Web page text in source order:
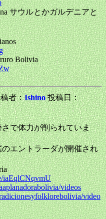
サウルとかガルデニアと
Bolivia
者：Ishino 投稿日：
で体力が削られていま
エントラーダが開催され
iaEqlCNqvmU
videos
video